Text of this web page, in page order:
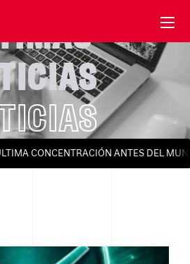
CONCENTRACIÓN ANTES DEL